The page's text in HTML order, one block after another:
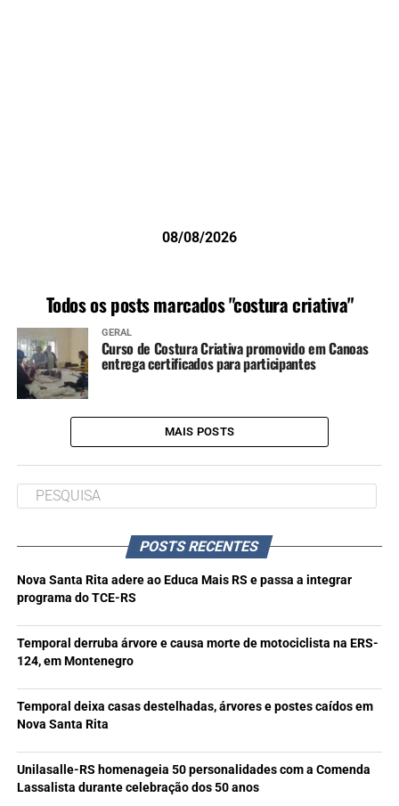
08/08/2026
Todos os posts marcados "costura criativa"
GERAL
Curso de Costura Criativa promovido em Canoas
entrega certificados para participantes
MAIS POSTS
POSTS RECENTES
Nova Santa Rita adere ao Educa Mais RS e passa a integrar
programa do TCE-RS
Temporal derruba árvore e causa morte de motociclista na ERS-
124, em Montenegro
Temporal deixa casas destelhadas, árvores e postes caídos em
Nova Santa Rita
Unilasalle-RS homenageia 50 personalidades com a Comenda
Lassalista durante celebração dos 50 anos